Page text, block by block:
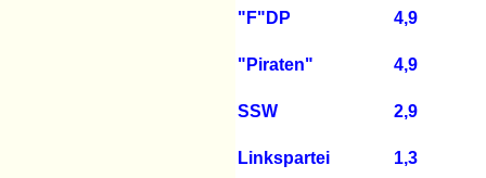
"F"DP 4,9
"Piraten" 4,9
SSW 2,9
Linkspartei 1,3